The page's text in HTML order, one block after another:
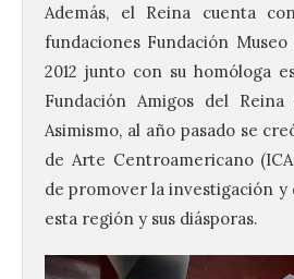
Además, el Reina cuenta
fundaciones Fundación Museo
2012 junto con su homóloga
Fundación Amigos del Reina
Asimismo, al año pasado se
de Arte Centroamericano
de promover la investigación y
esta región y sus diásporas.